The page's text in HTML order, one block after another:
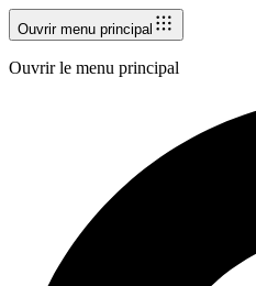
Ouvrir menu principal
Ouvrir le menu principal